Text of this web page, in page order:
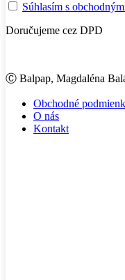
Súhlasím s
Doručujeme cez DPD
Ⓒ Balpap, Magdaléna
Obchodné
O nás
Kontakt